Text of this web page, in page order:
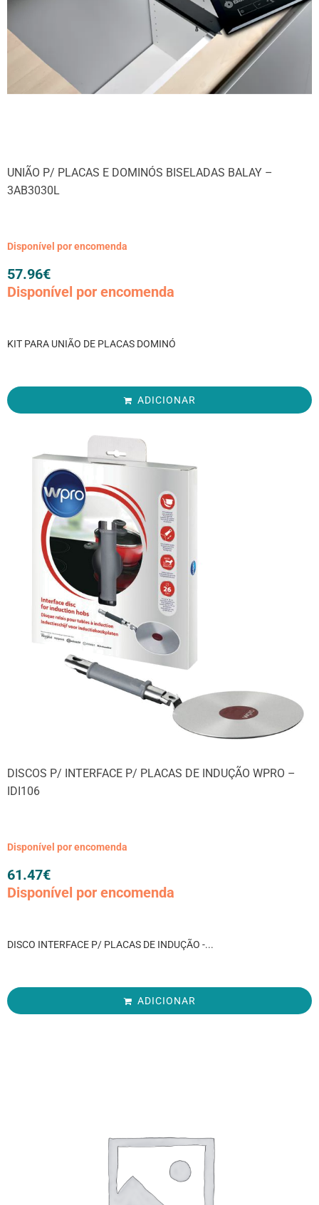
UNIÃO P/ PLACAS E DOMINÓS BISELADAS BALAY –
3AB3030L
Disponível por encomenda
57.96€
Disponível por encomenda
KIT PARA UNIÃO DE PLACAS DOMINÓ
ADICIONAR
DISCOS P/ INTERFACE P/ PLACAS DE INDUÇÃO WPRO –
IDI106
Disponível por encomenda
61.47€
Disponível por encomenda
DISCO INTERFACE P/ PLACAS DE INDUÇÃO -...
ADICIONAR